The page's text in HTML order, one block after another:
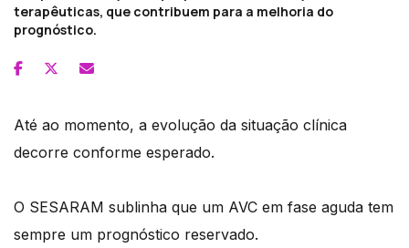
terapêuticas, que contribuem para a melhoria do
prognóstico.
Até ao momento, a evolução da situação clínica
decorre conforme esperado.
O SESARAM sublinha que um AVC em fase aguda tem
sempre um prognóstico reservado.